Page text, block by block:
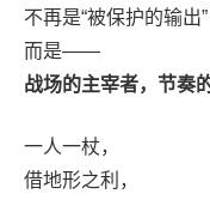
不再是“被保护的输出”
而是——
战场的主宰者，节奏
一人一杖，
借地形之利，